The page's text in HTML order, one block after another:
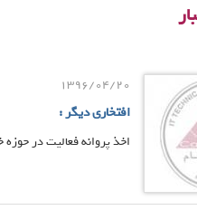
1396/04/20
افتخاری دیگر :
اخذ پروانه فعالیت در